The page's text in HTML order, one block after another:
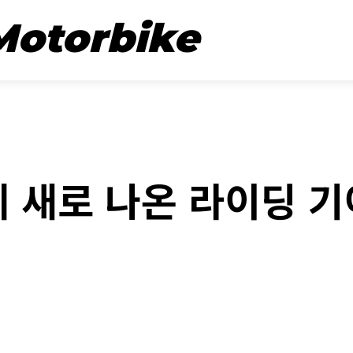
새로 나온 라이딩